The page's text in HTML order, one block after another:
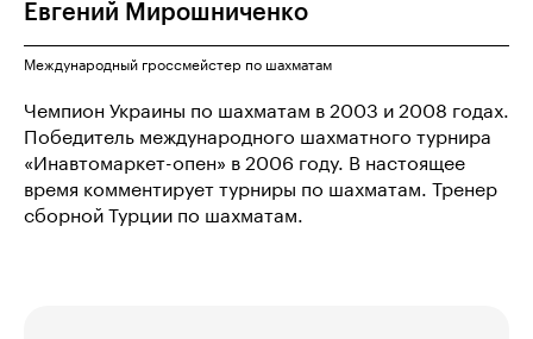
Евгений Мирошниченко
Международный гроссмейстер по шахматам
Чемпион Украины по шахматам в 2003 и 2008 годах.
Победитель международного шахматного турнира
«Инавтомаркет-опен» в 2006 году. В настоящее
время комментирует турниры по шахматам. Тренер
сборной Турции по шахматам.